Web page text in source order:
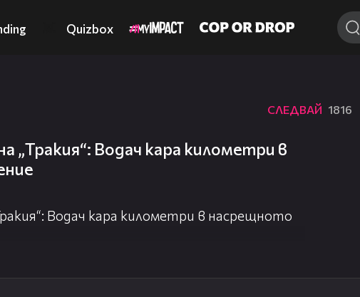
Quizbox
СЛЕДВАЙ 1816
„Тракия“: Водач кара километри в
Водач кара километри в насрещното